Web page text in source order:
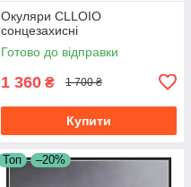
Окуляри CLLOIO
сонцезахисні
Готово до відправки
1 360 ₴ 1 700 ₴
Купити
Топ –20%